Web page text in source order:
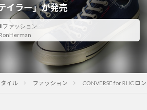
イラー」が発売
ファッション
RonHerman
イル ファッション CONVERSE for RHC ロ